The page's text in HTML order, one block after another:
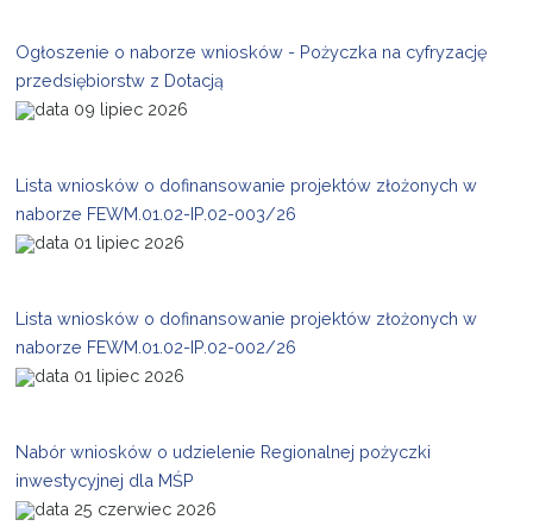
Ogłoszenie o naborze wniosków - Pożyczka na cyfryzację
przedsiębiorstw z Dotacją
09 lipiec 2026
Lista wniosków o dofinansowanie projektów złożonych w
naborze FEWM.01.02-IP.02-003/26
01 lipiec 2026
Lista wniosków o dofinansowanie projektów złożonych w
naborze FEWM.01.02-IP.02-002/26
01 lipiec 2026
Nabór wniosków o udzielenie Regionalnej pożyczki
inwestycyjnej dla MŚP
25 czerwiec 2026